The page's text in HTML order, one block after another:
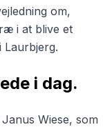
om,
i at blive et
Laurbjerg.
i dag.
Wiese, som